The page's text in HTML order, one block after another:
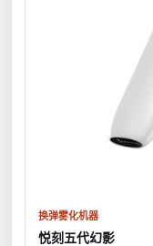
换弹雾化机器
悦刻五代幻影